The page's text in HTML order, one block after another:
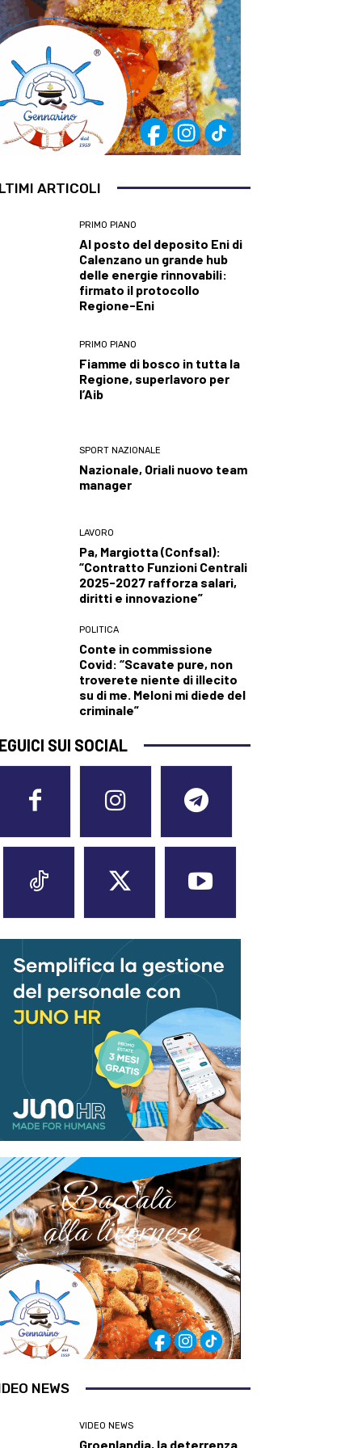
ARTICOLI
PRIMO PIANO
Al posto del deposito Eni di
Calenzano un grande hub
delle energie rinnovabili:
firmato il protocollo
Regione-Eni
PRIMO PIANO
Fiamme di bosco in tutta la
Regione, superlavoro per
l’Aib
SPORT NAZIONALE
Nazionale, Oriali nuovo team
manager
LAVORO
Pa, Margiotta (Confsal):
“Contratto Funzioni Centrali
2025-2027 rafforza salari,
diritti e innovazione”
POLITICA
Conte in commissione
Covid: “Scavate pure, non
troverete niente di illecito
su di me. Meloni mi diede del
criminale”
SUI SOCIAL
NEWS
VIDEO NEWS
Groenlandia, la deterrenza